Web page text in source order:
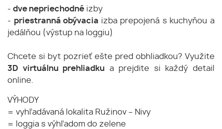
- dve nepriechodné izby
- priestranná obývacia izba prepojená s kuchyňou a
jedálňou (výstup na loggiu)
Chcete si byt pozrieť ešte pred obhliadkou? Využite
3D virtuálnu prehliadku a prejdite si každý detail
online.
VÝHODY
= vyhľadávaná lokalita Ružinov – Nivy
= loggia s výhľadom do zelene